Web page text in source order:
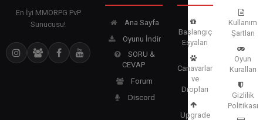
En İyi MMORPG PvP
Sunucusu!
Ana Sayfa
Oyunu İndir
SORU &
CEVAP
Forum
Discord
Başlangıç
Eşyaları
Canavarlar
ve
Dropları
Upgrade
Kullanım
Şartları
Oyun
Kuralları
Gizlilik
Politikası